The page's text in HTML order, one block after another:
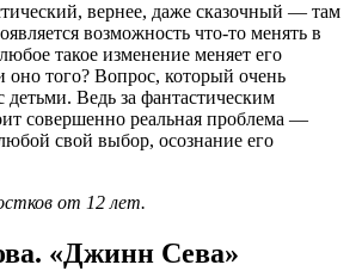
вернее, даже сказочный — там
возможность что-то менять в
такое изменение меняет его
оно того? Вопрос, который очень
детьми. Ведь за фантастическим
совершенно реальная проблема —
свой выбор, осознание его
от 12 лет.
«Джинн Сева»